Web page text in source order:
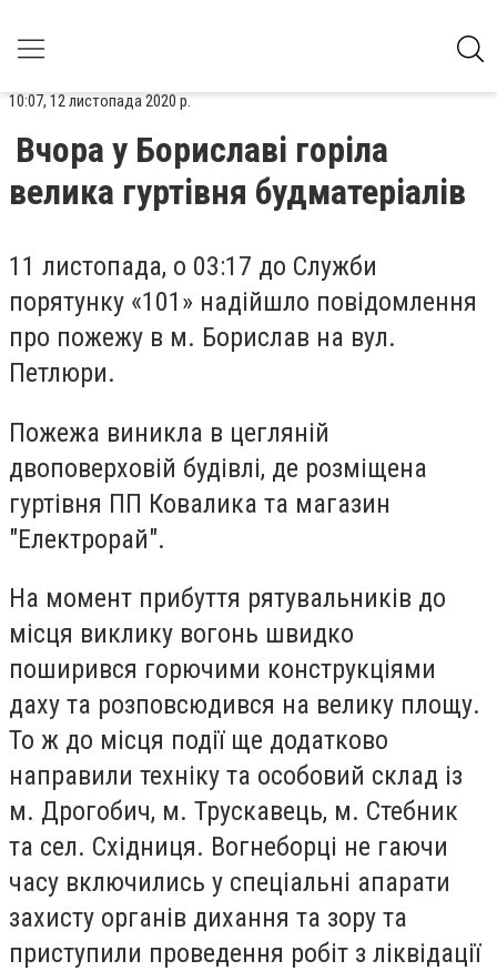
10:07, 12 листопада 2020 р.
Вчора у Бориславі горіла
велика гуртівня будматеріалів
11 листопада, о 03:17 до Служби
порятунку «101» надійшло повідомлення
про пожежу в м. Борислав на вул.
Петлюри.
Пожежа виникла в цегляній
двоповерховій будівлі, де розміщена
гуртівня ПП Ковалика та магазин
"Електрорай".
На момент прибуття рятувальників до
місця виклику вогонь швидко
поширився горючими конструкціями
даху та розповсюдився на велику площу.
То ж до місця події ще додатково
направили техніку та особовий склад із
м. Дрогобич, м. Трускавець, м. Стебник
та сел. Східниця. Вогнеборці не гаючи
часу включились у спеціальні апарати
захисту органів дихання та зору та
приступили проведення робіт з ліквідації